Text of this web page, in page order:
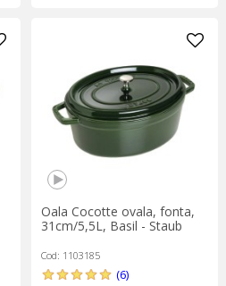
Oala Cocotte ovala, fonta,
31cm/5,5L, Basil - Staub
Cod: 1103185
(6)